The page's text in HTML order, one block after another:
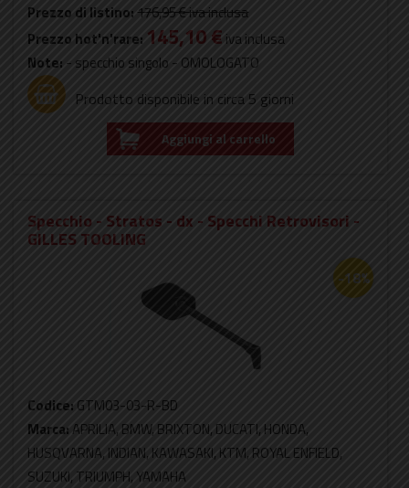
Prezzo di listino: 176,95 €iva inclusa
Prezzo hot'n'rare: 145,10 € iva inclusa
Note: - specchio singolo - OMOLOGATO
Prodotto disponibile in circa 5 giorni
Aggiungi al carrello
Specchio - Stratos - dx - Specchi Retrovisori -
GILLES TOOLING
-18%
Codice: GTM03-03-R-BD
Marca: APRILIA, BMW, BRIXTON, DUCATI, HONDA,
HUSQVARNA, INDIAN, KAWASAKI, KTM, ROYAL ENFIELD,
SUZUKI, TRIUMPH, YAMAHA